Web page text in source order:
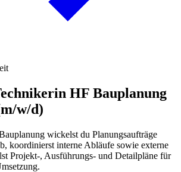
HF Bauplanung
w/d)
wickelst du Planungsaufträge
koordinierst interne Abläufe sowie externe
Projekt-, Ausführungs- und Detailpläne für